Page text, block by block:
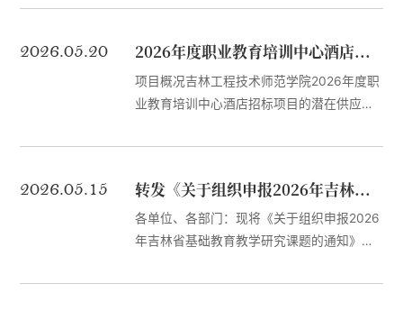
务法治政府建设与学校高水平发展。二、申
面向各级行政机关及其工作人员、...
ZKGSF(ZB)-20260292三、成交信息供应商
址：安徽省合肥市肥西县云谷路266号成交
金额：290000.00元四、主要标的信息：名
称：吉林工程技术师范学院长德校区新建智
程咨询服务采购需求：（1）依据学校教学使
周边道路铺装（...
2026.05.20 2026年度职业教育培训中心酒店招标项目校内磋商公告
项目概况吉林工程技术师范学院2026年度职
业教育培训中心酒店招标项目的潜在供应商
取磋商文件，并于2026年06月02日14：30
项目基本情况1.项目编号：HC-JLZB-2026-
3942.项目名称：吉林工程技术师范学院
2026年度职业教育培训中心酒店招标项目；
度职业教育培训中心酒店招标项目（详见第
2026.05.15 转发《关于组织申报2026年吉林省基础教育教学研究课题的通知》
各单位、各部门：现将《关于组织申报2026
年吉林省基础教育教学研究课题的通知》转
织申报。一、课题类别与限额要求本年度吉